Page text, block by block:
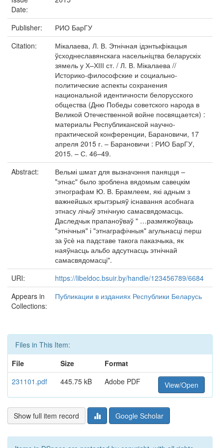
Date:
Publisher:
РИО БарГУ
Citation:
Мікалаева, Л. В. Этнічная ідэнтыфікацыя
ўсходнеславянскага насельніцтва беларускіх
зямель у Х–ХІІІ ст. / Л. В. Мікалаева //
Историко-философские и социально-
политические аспекты сохранения
национальной идентичности белорусского
общества (Дню Победы советского народа в
Великой Отечественной войне посвящается) :
материалы Республиканской научно-
практической конференции, Барановичи, 17
апреля 2015 г. – Барановичи : РИО БарГУ,
2015. – С. 46–49.
Abstract:
Вельмі шмат для вызначэння паняцця –
"этнас" было зроблена вядомым савецкім
этнографам Ю. В. Брамлеем, які адным з
важнейшых крытэрыяў існавання асобнага
этнасу лічыў этнічную самасвядомасць.
Даследчык прапаноўваў " …размяжоўваць
"этнічныя" і "этнаграфічныя" агульнасці перш
за ўсѐ на падставе такога паказчыка, як
наяўнасць альбо адсутнасць этнічнай
самасвядомасці".
URI:
https://libeldoc.bsuir.by/handle/123456789/6684
Appears in
Collections:
Публикации в изданиях Республики Беларусь
Files in This Item:
File
Size
Format
231101.pdf
445.75 kB Adobe PDF View/Open
Show full item record Google Scholar